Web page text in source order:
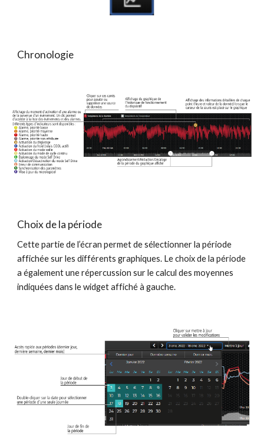
Chronologie
Choix de la période
Cette partie de l’écran permet de sélectionner la période
affichée sur les différents graphiques. Le choix de la période
a également une répercussion sur le calcul des moyennes
indiquées dans le widget affiché à gauche.